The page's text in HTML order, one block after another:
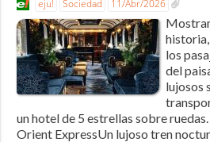
eju! Sociedad 11/Abr/2026
los
del
lujosos
un hotel de 5 estrellas sobre
Orient ExpressUn lujoso tren